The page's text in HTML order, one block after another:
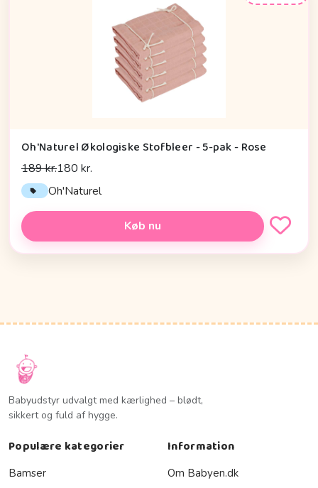
Oh'Naturel Økologiske Stofbleer - 5-pak - Rose
189 kr.180 kr.
Oh'Naturel
Køb nu
Babyudstyr udvalgt med kærlighed – blødt,
sikkert og fuld af hygge.
Populære kategorier
Bamser
Information
Om Babyen.dk